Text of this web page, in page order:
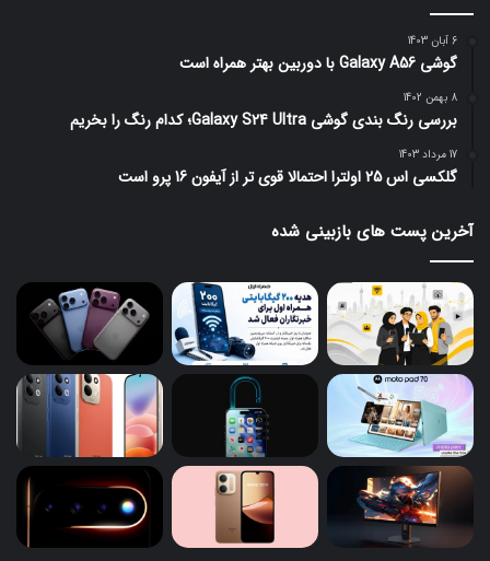
6 آبان 1403
گوشی Galaxy A56 با دوربین بهتر همراه است
8 بهمن 1402
بررسی رنگ بندی گوشی Galaxy S24 Ultra؛ کدام رنگ را بخریم
17 مرداد 1403
گلکسی اس 25 اولترا احتمالا قوی تر از آیفون 16 پرو است
آخرین پست های بازبینی شده